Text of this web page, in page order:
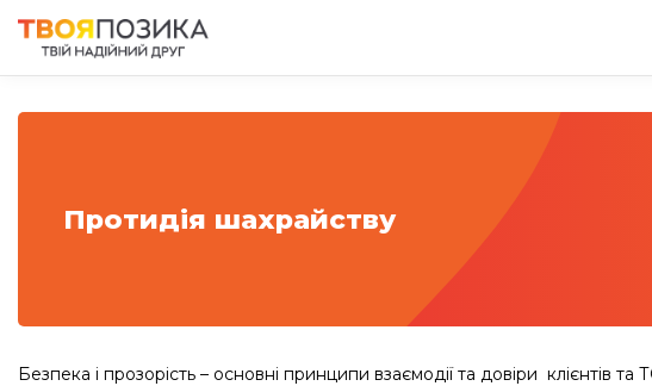
Протидія шахрайству
Безпека і прозорість – основні принципи взаємодії та довіри клієнтів